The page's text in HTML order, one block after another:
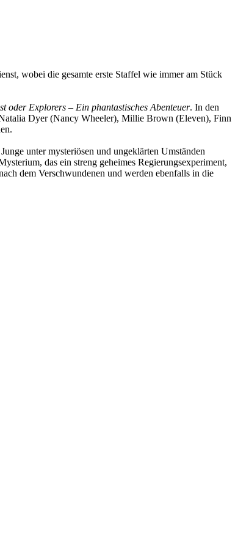
wobei die gesamte erste Staffel wie immer am Stück
oder Explorers – Ein phantastisches Abenteuer. In den
Dyer (Nancy Wheeler), Millie Brown (Eleven), Finn
unter mysteriösen und ungeklärten Umständen
das ein streng geheimes Regierungsexperiment,
dem Verschwundenen und werden ebenfalls in die